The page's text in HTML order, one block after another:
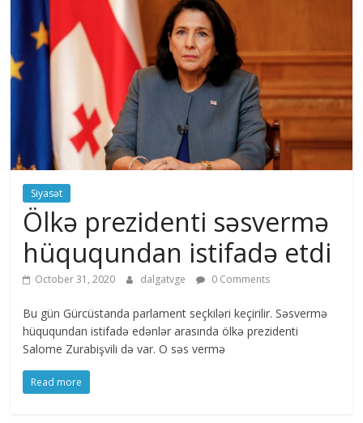
Siyasət
Ölkə prezidenti səsvermə
hüququndan istifadə etdi
October 31, 2020 dalgatvge 0 Comments
Bu gün Gürcüstanda parlament seçkiləri keçirilir. Səsvermə
hüququndan istifadə edənlər arasında ölkə prezidenti
Salome Zurabişvili də var. O səs vermə
Read more